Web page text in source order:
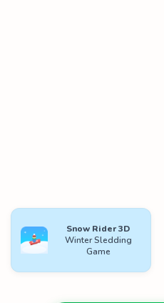
Snow Rider 3D
Winter Sledding
Game